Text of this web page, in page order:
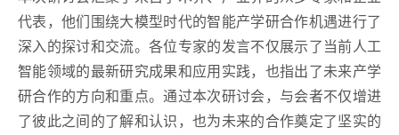
代表，他们围绕大模型时代的智能产学研合作机遇进行了
深入的探讨和交流。各位专家的发言不仅展示了当前人工
智能领域的最新研究成果和应用实践，也指出了未来产学
研合作的方向和重点。通过本次研讨会，与会者不仅增进
了彼此之间的了解和认识，也为未来的合作奠定了坚实的